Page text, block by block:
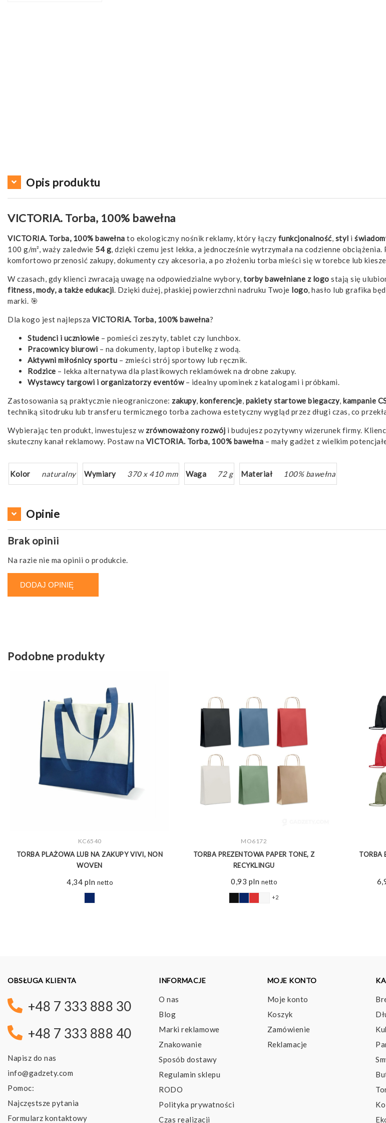
Opis produktu
VICTORIA. Torba, 100% bawełna
VICTORIA. Torba, 100% bawełna to ekologiczny nośnik reklamy, który łączy funkcjonalność, styl i
100 g/m², waży zaledwie 54 g, dzięki czemu jest lekka, a jednocześnie wytrzymała na codzienne
komfortowo przenosić zakupy, dokumenty czy akcesoria, a po złożeniu torba mieści się w torebce lub
W czasach, gdy klienci zwracają uwagę na odpowiedzialne wybory, torby bawełniane z logo stają się
fitness, mody, a także edukacji. Dzięki dużej, płaskiej powierzchni nadruku Twoje logo, hasło lub grafika
marki. 🎯
Dla kogo jest najlepsza VICTORIA. Torba, 100% bawełna?
Studenci i uczniowie – pomieści zeszyty, tablet czy lunchbox.
Pracownicy biurowi – na dokumenty, laptop i butelkę z wodą.
Aktywni miłośnicy sportu – zmieści strój sportowy lub ręcznik.
Rodzice – lekka alternatywa dla plastikowych reklamówek na drobne zakupy.
Wystawcy targowi i organizatorzy eventów– idealny upominek z katalogami i próbkami.
Zastosowania są praktycznie nieograniczone: zakupy, konferencje, pakiety startowe biegaczy, kampanie
techniką sitodruku lub transferu termicznego torba zachowa estetyczny wygląd przez długi czas, co
Wybierając ten produkt, inwestujesz w zrównoważony rozwój i budujesz pozytywny wizerunek firmy.
skuteczny kanał reklamowy. Postaw na VICTORIA. Torba, 100% bawełna – mały gadżet z wielkim
Kolor naturalny Wymiary 370 x 410 mm Waga 72 g Materiał 100% bawełna
Opinie
Brak opinii
Na razie nie ma opinii o produkcie.
DODAJ OPINIĘ
Podobne produkty
ZOBACZ WIĘCEJ
KC6540
TORBA PLAŻOWA LUB NA ZAKUPY VIVI, NON
WOVEN
4,34 pln netto
ZOBACZ WIĘCEJ
MO6172
TORBA PREZENTOWA PAPER TONE, Z
RECYKLINGU
0,93 pln netto
+2
TORBA
OBSŁUGA KLIENTA
+48 7 333 888 30
+48 7 333 888 40
Napisz do nas
info@gadzety.com
Pomoc:
Najczęstsze pytania
Formularz kontaktowy
INFORMACJE
O nas
Blog
Marki reklamowe
Znakowanie
Sposób dostawy
Regulamin sklepu
RODO
Polityka prywatności
Czas realizacji
MOJE KONTO
Moje konto
Koszyk
Zamówienie
Reklamacje